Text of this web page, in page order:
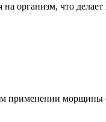
организм, что
применении морщины